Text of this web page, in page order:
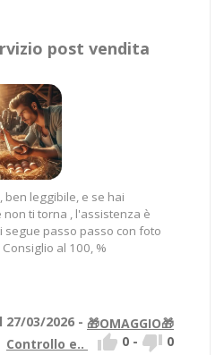
post vendita
ben leggibile, e se hai
non ti torna , l'assistenza è
segue passo passo con foto
al 100, %
03/2026 - 🎁OMAGGIO🎁
Controllo e..
 0 -  0